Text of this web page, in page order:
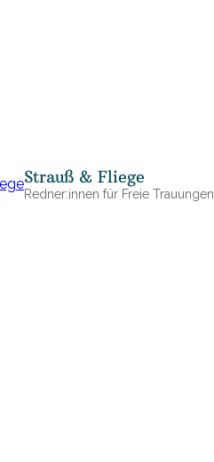
Strauß & Fliege
Redner:innen für Freie Trauungen